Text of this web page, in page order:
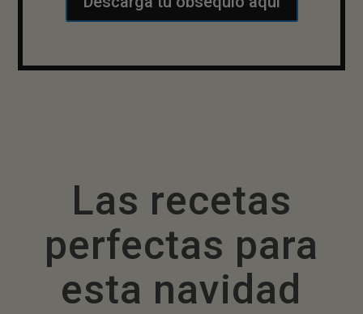
Las recetas
perfectas para
esta navidad